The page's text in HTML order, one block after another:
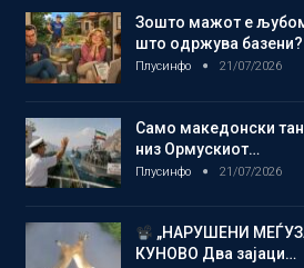
Зошто мажот е
што одржува базени?
Плусинфо 21/07/2026
Само македонски
низ Ормускиот…
Плусинфо 21/07/2026
„НАРУШЕНИ
КУНОВО Два зајаци…